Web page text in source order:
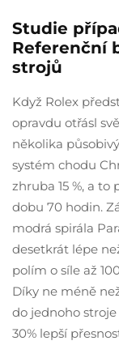
Studie
Referenční
strojů
Když Rolex
opravdu otřásl
několika
systém chodu
zhruba 15 %, a
dobu 70 hodin.
modrá spirála
desetkrát lépe
polím o síle až
Díky ne méně
do jednoho
30% lepší